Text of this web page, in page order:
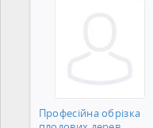
Професійна обрізка